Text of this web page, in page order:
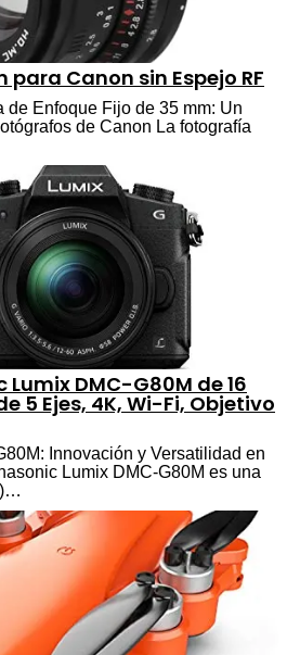
para Canon sin Espejo RF
de Enfoque Fijo de 35 mm: Un
de Canon La fotografía
DMC-G80M de 16
5 Ejes, 4K, Wi-Fi, Objetivo
Innovación y Versatilidad en
Lumix DMC-G80M es una